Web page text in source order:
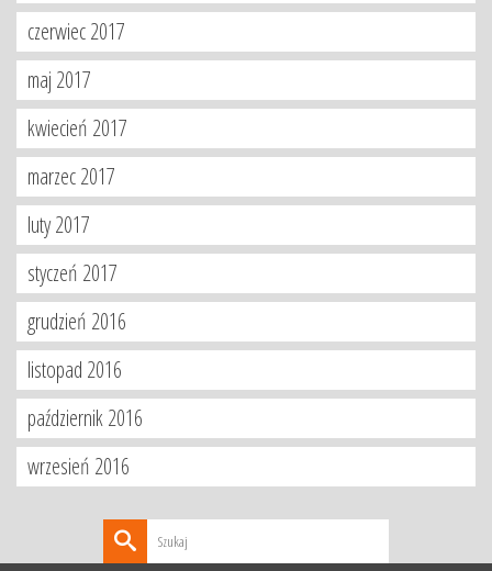
czerwiec 2017
maj 2017
kwiecień 2017
marzec 2017
luty 2017
styczeń 2017
grudzień 2016
listopad 2016
październik 2016
wrzesień 2016